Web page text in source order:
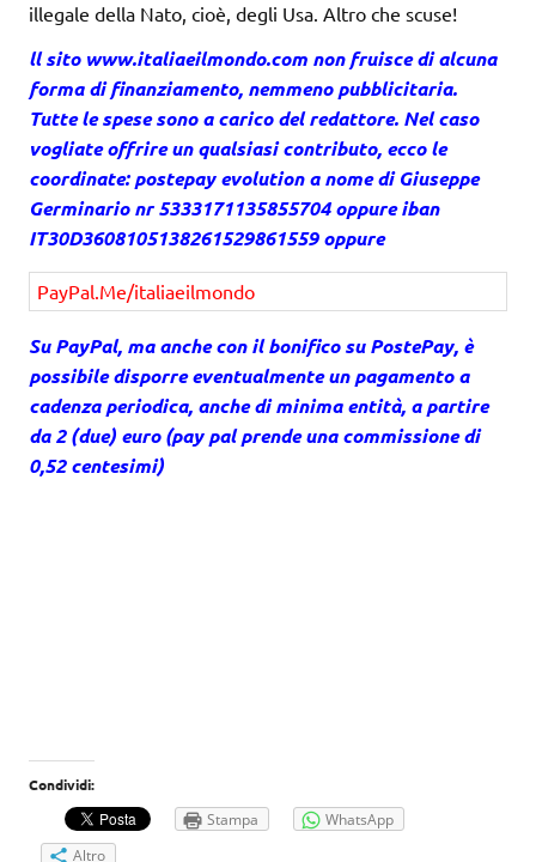
illegale della Nato, cioè, degli Usa. Altro che scuse!
ll sito www.italiaeilmondo.com non fruisce di alcuna
forma di finanziamento, nemmeno pubblicitaria.
Tutte le spese sono a carico del redattore. Nel caso
vogliate offrire un qualsiasi contributo, ecco le
coordinate: postepay evolution a nome di Giuseppe
Germinario nr 5333171135855704 oppure iban
IT30D3608105138261529861559 oppure
PayPal.Me/italiaeilmondo
Su PayPal, ma anche con il bonifico su PostePay, è
possibile disporre eventualmente un pagamento a
cadenza periodica, anche di minima entità, a partire
da 2 (due) euro (pay pal prende una commissione di
0,52 centesimi)
Condividi:
Stampa
WhatsApp
Altro